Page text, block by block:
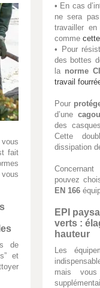
fait
de
et
• En cas
ne sera
travailler
comme
• Pour
des bottes
la norme CI
travail
Pour
d’une
des
Cette
dissipation
pouvez
EN 166
EPI
verts :
hauteur
Les
mais vous